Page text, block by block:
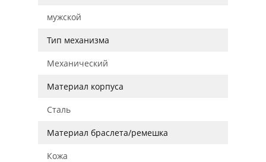
мужской
Тип механизма
Механический
Материал корпуса
Сталь
Материал браслета/ремешка
Кожа